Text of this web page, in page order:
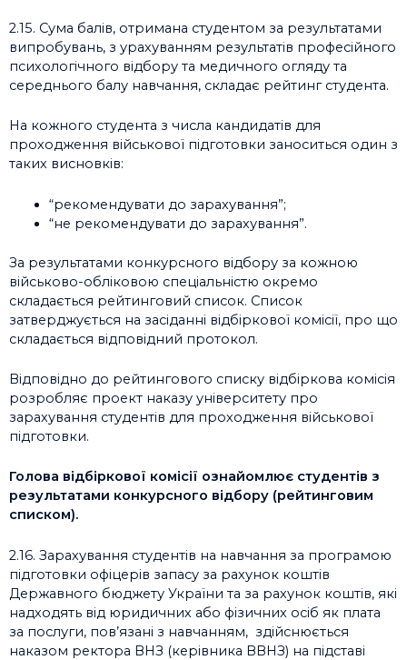
2.15. Сума балів, отримана студентом за результатами
випробувань, з урахуванням результатів професійного
психологічного відбору та медичного огляду та
середнього балу навчання, складає рейтинг студента.
На кожного студента з числа кандидатів для
проходження військової підготовки заноситься один з
таких висновків:
“рекомендувати до зарахування”;
“не рекомендувати до зарахування”.
За результатами конкурсного відбору за кожною
військово-обліковою спеціальністю окремо
складається рейтинговий список. Список
затверджується на засіданні відбіркової комісії, про що
складається відповідний протокол.
Відповідно до рейтингового списку відбіркова комісія
розробляє проект наказу університету про
зарахування студентів для проходження військової
підготовки.
Голова відбіркової комісії ознайомлює студентів з
результатами конкурсного відбору (рейтинговим
списком).
2.16. Зарахування студентів на навчання за програмою
підготовки офіцерів запасу за рахунок коштів
Державного бюджету України та за рахунок коштів, які
надходять від юридичних або фізичних осіб як плата
за послуги, пов’язані з навчанням, здійснюється
наказом ректора ВНЗ (керівника ВВНЗ) на підставі